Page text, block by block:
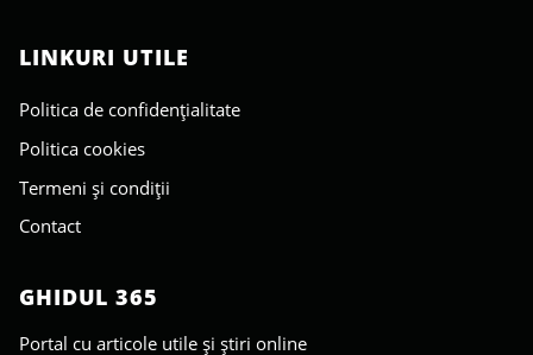
LINKURI UTILE
Politica de confidențialitate
Politica cookies
Termeni și condiții
Contact
GHIDUL 365
Portal cu articole utile și știri online